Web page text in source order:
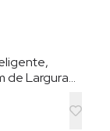
de Largura